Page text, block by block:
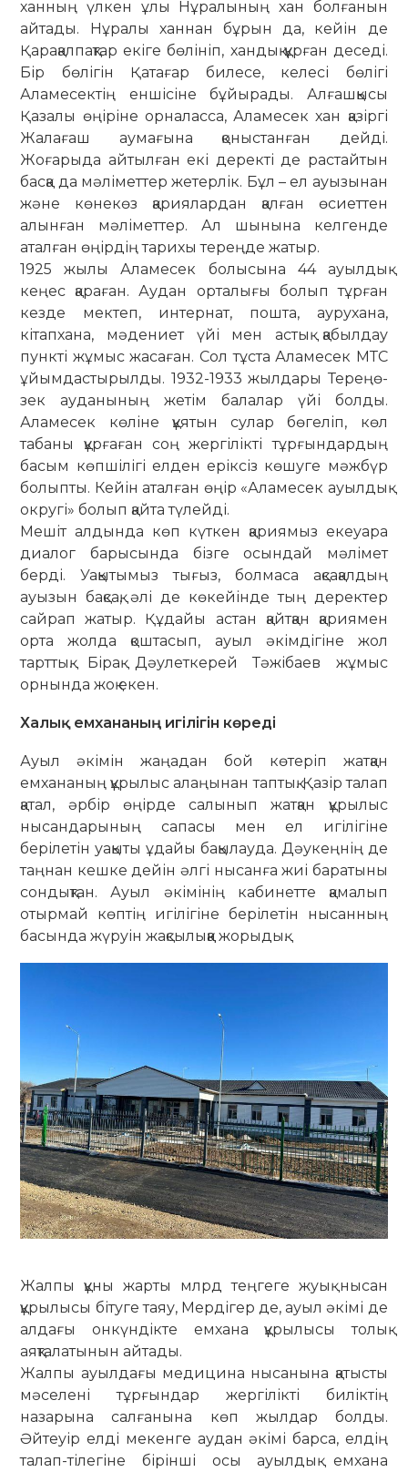
ханның үлкен ұлы Нұралының хан болғанын
айтады. Нұралы ханнан бұрын да, кейін де
Қарақалпақтар екіге бөлініп, хандық құрған деседі.
Бір бөлігін Қатағар билесе, келесі бөлігі
Аламесектің еншісіне бұйырады. Алғашқысы
Қазалы өңіріне орналасса, Аламесек хан қазіргі
Жалағаш аумағына қоныстанған дейді.
Жоғарыда айтылған екі деректі де рас­тайтын
басқа да мәліметтер жетерлік. Бұл – ел ауызынан
және көнекөз қа­рия­лардан қалған өсиеттен
алынған мә­лі­меттер. Ал шынына келгенде
аталған өңір­дің тарихы тереңде жатыр.
1925 жылы Аламесек болысына 44 ауылдық
кеңес қараған. Аудан орталығы болып тұрған
кезде мектеп, интернат, пош­та, аурухана,
кітапхана, мәдениет үйі мен астық қабылдау
пункті жұмыс жа­саған. Сол тұста Аламесек МТС
ұйым­дастырылды. 1932-1933 жылдары Тере­ңө­
зек ауданының жетім балалар үйі болды.
Аламесек көліне құятын сулар бөгеліп, көл
табаны құрғаған соң жергілікті тұрғындардың
басым көпшілігі елден еріксіз көшуге мәжбүр
болыпты. Кейін аталған өңір «Аламесек ауылдық
округі» болып қайта түлейді.
Мешіт алдында көп күткен қариямыз екеуара
диалог барысында бізге осындай мәлімет
берді. Уақытымыз тығыз, бол­маса ақсақалдың
ауызын бақсақ, әлі де көкейінде тың деректер
сайрап жатыр. Құдайы астан қайтқан қариямен
орта жолда қоштасып, ауыл әкімдігіне жол
тарттық. Бірақ Дәулеткерей Тәжібаев жұ­мыс
орнында жоқ екен.
Халық емхананың игілігін көреді
Ауыл әкімін жаңадан бой көтеріп жатқан
емхананың құрылыс алаңынан таптық. Қазір талап
қатал, әрбір өңірде салынып жатқан құрылыс
нысандарының сапасы мен ел игілігіне
берілетін уақыты ұдайы бақылауда. Дәукеңнің де
таңнан кешке дейін әлгі нысанға жиі баратыны
сон­дықтан. Ауыл әкімінің кабинетте қа­малып
отырмай көптің игілігіне бері­летін нысанның
басында жүруін жақсылыққа жорыдық.
Жалпы құны жарты млрд теңгеге жуық нысан
құрылысы бітуге таяу, Мердігер де, ауыл әкімі де
алдағы онкүндікте емхана құрылысы толық
аяқталатынын айтады.
Жалпы ауылдағы медицина нысанына қатысты
мәселені тұр­ғын­дар жергілікті биліктің
назарына салғанына көп жылдар болды.
Әйтеуір елді мекенге аудан әкімі барса, елдің
талап-тілегіне бірінші осы ауылдық емхана